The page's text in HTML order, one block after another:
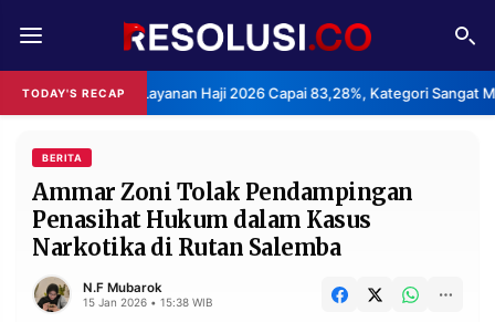
TODAY'S RECAP
Layanan Haji 2026 Capai 83,28%, Kategori Sangat Memuaskan.
REDAKSI TENTANG
RESOLUSI IKLAN
RUBRIKASI
EDITORIAL AKSARA
FINANSIA PERSONA
BERITA
Ammar Zoni Tolak Pendampingan
Penasihat Hukum dalam Kasus
Narkotika di Rutan Salemba
N.F Mubarok
15 Jan 2026 • 15:38 WIB